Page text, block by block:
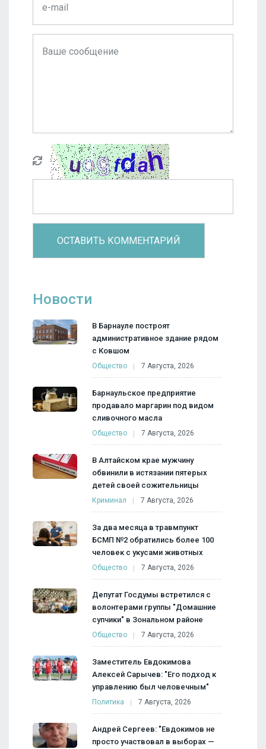
Новости
В Барнауле построят
административное здание рядом
с Ковшом
Общество 7 Августа, 2026
Барнаульское предприятие
продавало маргарин под видом
сливочного масла
Общество 7 Августа, 2026
В Алтайском крае мужчину
обвинили в истязании пятерых
детей своей сожительницы
Криминал 7 Августа, 2026
За два месяца в травмпункт
БСМП №2 обратились более 100
человек с укусами животных
Общество 7 Августа, 2026
Депутат Госдумы встретился с
волонтерами группы "Домашние
супчики" в Зональном районе
Общество 7 Августа, 2026
Заместитель Евдокимова
Алексей Сарычев: "Его подход к
управлению был человечным"
Политика 7 Августа, 2026
Андрей Сергеев: "Евдокимов не
просто участвовал в выборах —